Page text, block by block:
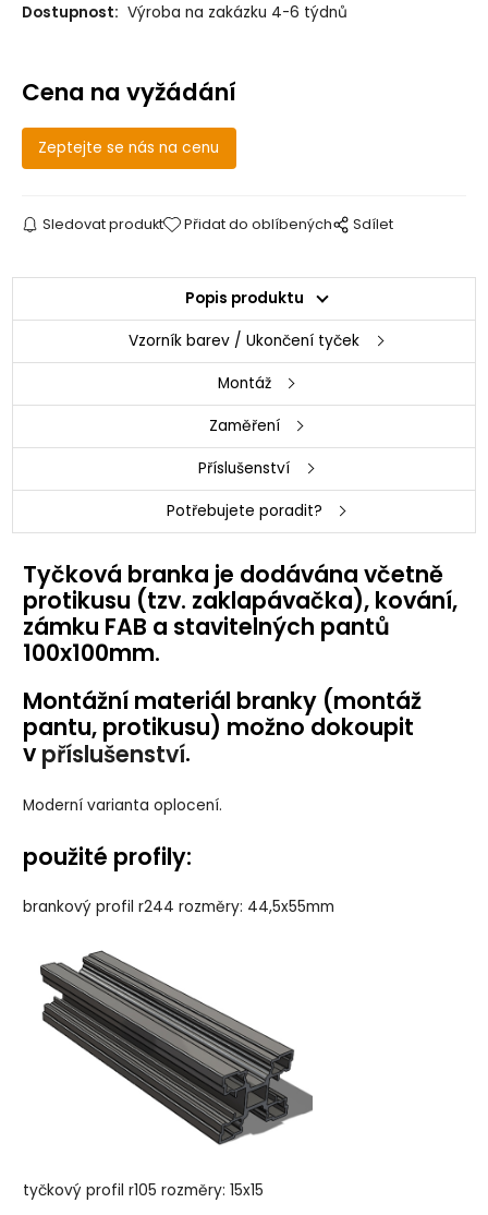
Dostupnost: Výroba na zakázku 4-6 týdnů
Cena na vyžádání
Zeptejte se nás na cenu
Sledovat produkt Přidat do oblíbených Sdílet
Popis produktu
Vzorník barev / Ukončení tyček
Montáž
Zaměření
Příslušenství
Potřebujete poradit?
Tyčková branka je dodávána včetně
protikusu (tzv. zaklapávačka), kování,
zámku FAB a stavitelných pantů
100x100mm.
Montážní materiál branky (montáž
pantu, protikusu) možno dokoupit
v příslušenství.
Moderní varianta oplocení.
použité profily:
brankový profil r244 rozměry: 44,5x55mm
tyčkový profil r105 rozměry: 15x15